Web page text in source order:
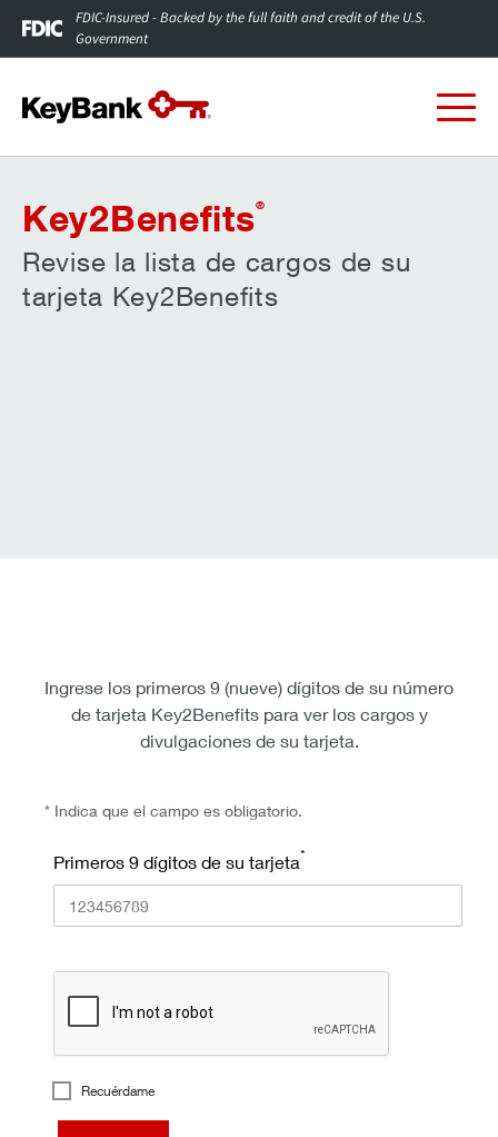
FDIC-Insured - Backed by the full faith and credit of the U.S.
Government
Key2Benefits®
Revise la lista de cargos de su
tarjeta Key2Benefits
Ingrese los primeros 9 (nueve) dígitos de su número
de tarjeta Key2Benefits para ver los cargos y
divulgaciones de su tarjeta.
* Indica que el campo es obligatorio.
Primeros 9 dígitos de su tarjeta*
Recuérdame